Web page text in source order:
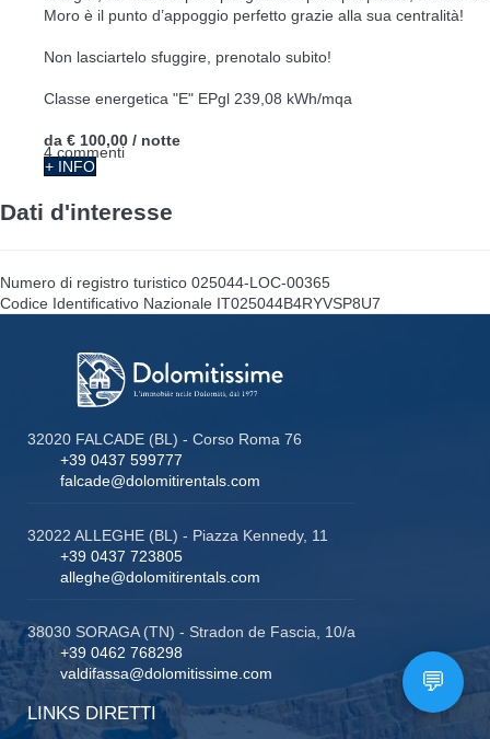
Moro è il punto d’appoggio perfetto grazie alla sua centralità!
Non lasciartelo sfuggire, prenotalo subito!
Classe energetica "E" EPgl 239,08 kWh/mqa
4 commenti
da € 100,00 / notte
+ INFO
Dati d'interesse
Numero di registro turistico 025044-LOC-00365
Codice Identificativo Nazionale IT025044B4RYVSP8U7
32020 FALCADE (BL) - Corso Roma 76
+39 0437 599777
falcade@dolomitirentals.com
32022 ALLEGHE (BL) - Piazza Kennedy, 11
+39 0437 723805
alleghe@dolomitirentals.com
38030 SORAGA (TN) - Stradon de Fascia, 10/a
+39 0462 768298
valdifassa@dolomitissime.com
LINKS DIRETTI